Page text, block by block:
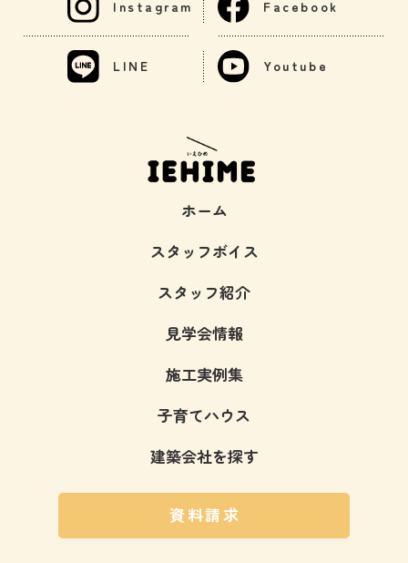
ホーム
スタッフボイス
スタッフ紹介
見学会情報
施工実例集
子育てハウス
建築会社を探す
資料請求
Instagram Facebook
LINE Youtube